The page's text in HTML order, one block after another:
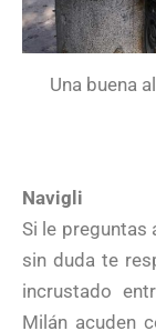
Una buena
Navigli
Si le preguntas
sin duda te
incrustado
Milán acuden